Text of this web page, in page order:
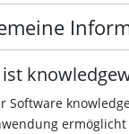
Software